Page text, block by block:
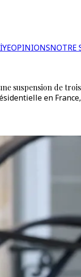
OPINIONSNOTRE
suspension de
en